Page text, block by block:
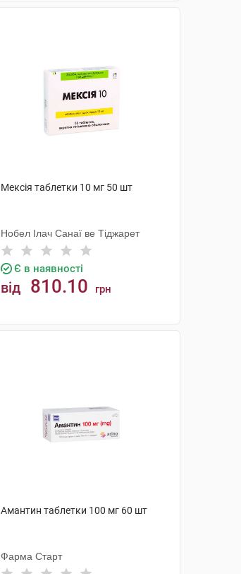
Мексія таблетки 10 мг 50 шт
Нобел Ілач Санаї ве Тіджарет
Є в наявності
від 810.10 грн
Амантин таблетки 100 мг 60 шт
Фарма Старт